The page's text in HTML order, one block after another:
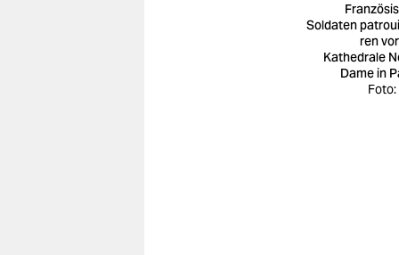
Soldaten
ren
Kathedrale
Dame in